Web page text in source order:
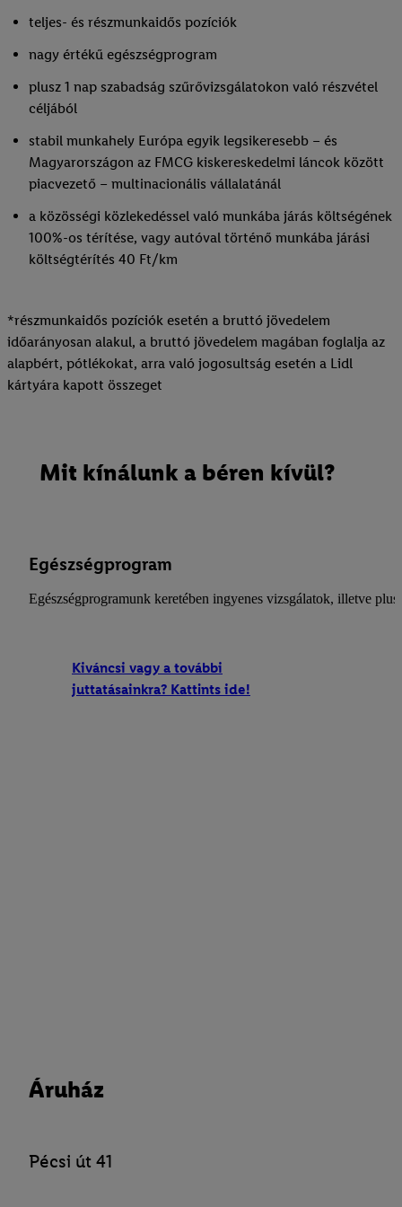
teljes- és részmunkaidős pozíciók
nagy értékű egészségprogram
plusz 1 nap szabadság szűrővizsgálatokon való részvétel
céljából
stabil munkahely Európa egyik legsikeresebb – és
Magyarországon az FMCG kiskereskedelmi láncok között
piacvezető – multinacionális vállalatánál
a közösségi közlekedéssel való munkába járás költségének
100%-os térítése, vagy autóval történő munkába járási
költségtérítés 40 Ft/km
*részmunkaidős pozíciók esetén a bruttó jövedelem
időarányosan alakul, a bruttó jövedelem magában foglalja az
alapbért, pótlékokat, arra való jogosultság esetén a Lidl
kártyára kapott összeget
Mit kínálunk a béren kívül?
Egészségprogram
Egészségprogramunk keretében ingyenes vizsgálatok, illetve
Kiváncsi vagy a további
juttatásainkra? Kattints ide!
Áruház
Pécsi út 41